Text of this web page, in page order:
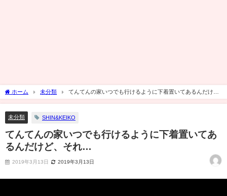
ホーム 未分類
てんてんの家いつでも行けるように下着置いてあるんだけ
ど、それ…
未分類 SHIN&KEIKO
てんてんの家いつでも行けるように下着置いてあ
るんだけど、それ…
2019年3月13日 2019年3月13日